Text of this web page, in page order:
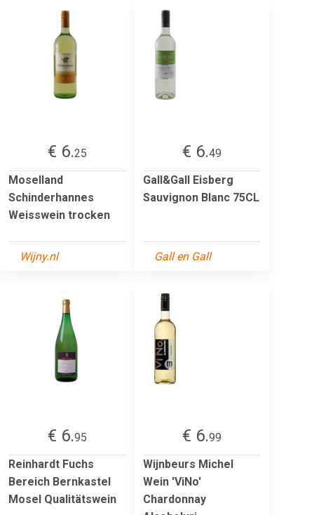
€ 6.25
Moselland
Schinderhannes
Weisswein trocken
Wijny.nl
€ 6.49
Gall&Gall Eisberg
Sauvignon Blanc 75CL
Gall en Gall
€ 6.95
Reinhardt Fuchs
Bereich Bernkastel
Mosel Qualitätswein
€ 6.99
Wijnbeurs Michel
Wein 'ViNo'
Chardonnay